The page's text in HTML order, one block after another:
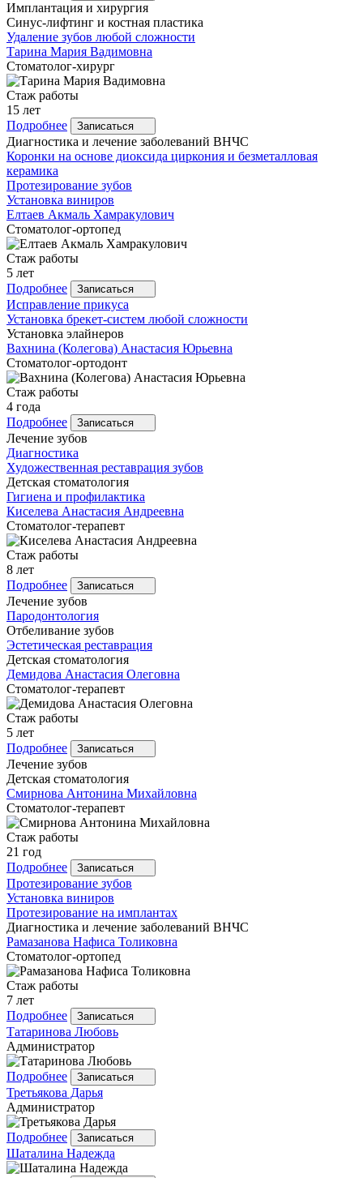
Имплантация и хирургия
Синус-лифтинг и костная пластика
Удаление зубов любой сложности
Тарина Мария Вадимовна
Стоматолог-хирург
Стаж работы
15 лет
Подробнее
Записаться
Диагностика и лечение заболеваний ВНЧС
Коронки на основе диоксида циркония и безметалловая
керамика
Протезирование зубов
Установка виниров
Елтаев Акмаль Хамракулович
Стоматолог-ортопед
Стаж работы
5 лет
Подробнее
Записаться
Исправление прикуса
Установка брекет-систем любой сложности
Установка элайнеров
Вахнина (Колегова) Анастасия Юрьевна
Стоматолог-ортодонт
Стаж работы
4 года
Подробнее
Записаться
Лечение зубов
Диагностика
Художественная реставрация зубов
Детская стоматология
Гигиена и профилактика
Киселева Анастасия Андреевна
Стоматолог-терапевт
Стаж работы
8 лет
Подробнее
Записаться
Лечение зубов
Пародонтология
Отбеливание зубов
Эстетическая реставрация
Детская стоматология
Демидова Анастасия Олеговна
Стоматолог-терапевт
Стаж работы
5 лет
Подробнее
Записаться
Лечение зубов
Детская стоматология
Смирнова Антонина Михайловна
Стоматолог-терапевт
Стаж работы
21 год
Подробнее
Записаться
Протезирование зубов
Установка виниров
Протезирование на имплантах
Диагностика и лечение заболеваний ВНЧС
Рамазанова Нафиса Толиковна
Стоматолог-ортопед
Стаж работы
7 лет
Подробнее
Записаться
Татаринова Любовь
Администратор
Подробнее Записаться
Третьякова Дарья
Администратор
Подробнее Записаться
Шаталина Надежда